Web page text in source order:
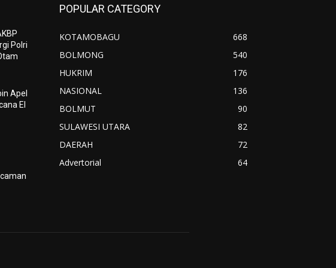
Polri
Apel
El
POPULAR CATEGORY
KOTAMOBAGU
668
BOLMONG
540
HUKRIM
176
NASIONAL
136
BOLMUT
90
SULAWESI UTARA
82
DAERAH
72
Advertorial
64